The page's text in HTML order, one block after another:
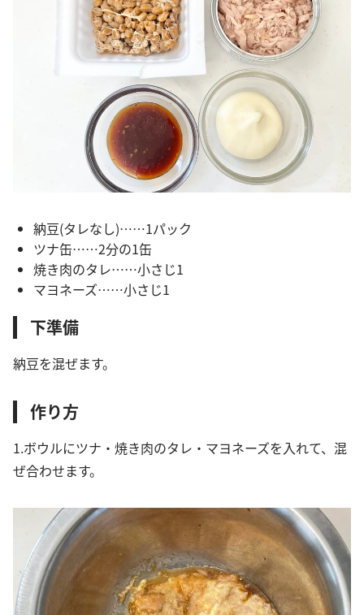
納豆(タレなし)……1パック
ツナ缶……2分の1缶
焼き肉のタレ……小さじ1
マヨネーズ……小さじ1
下準備
納豆を混ぜます。
作り方
1.ボウルにツナ・焼き肉のタレ・マヨネーズを入れて、混
ぜ合わせます。